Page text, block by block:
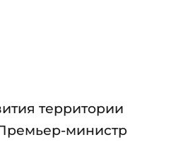
территории
министр